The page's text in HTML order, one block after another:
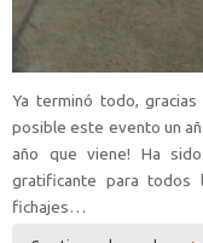
Ya terminó todo,
posible este evento un
año que viene! Ha
gratificante para todos
fichajes…